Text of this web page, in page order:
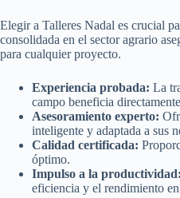
Elegir a Talleres Nadal es crucial
consolidada en el sector agrario
para cualquier proyecto.
Experiencia probada: La
campo beneficia
Asesoramiento experto:
inteligente y adaptada a sus
Calidad certificada:
óptimo.
Impulso a la productividad:
eficiencia y el rendimiento